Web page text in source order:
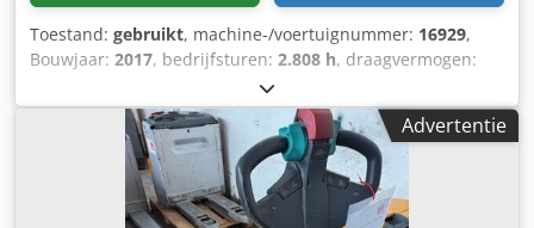
Toestand: gebruikt, machine-/voertuignummer: 16929,
Bouwjaar: 2017, bedrijfsturen: 2.808 h, draagvermogen:
220 mm, ladingzwaartepunt:
mm, brandstoftype:elektrisch, masttype:overig,
bouwhoogte:1.300 mm, batterijspanning:24 V, vorklengte:
, totaalgewicht:563 kg, 5112784 Serienummer:
98194626 Batterijspecificaties: 24V 2PzS 250Ah (2018)
Chodpfxeyv S Rte An Usa
Advertentie